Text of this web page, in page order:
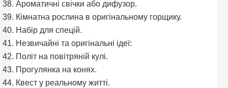
Ароматичні свічки або дифузор.
Кімнатна рослина в оригінальному горщику.
Набір для спецій.
Незвичайні та оригінальні ідеї:
Політ на повітряній кулі.
Прогулянка на конях.
Квест у реальному житті.